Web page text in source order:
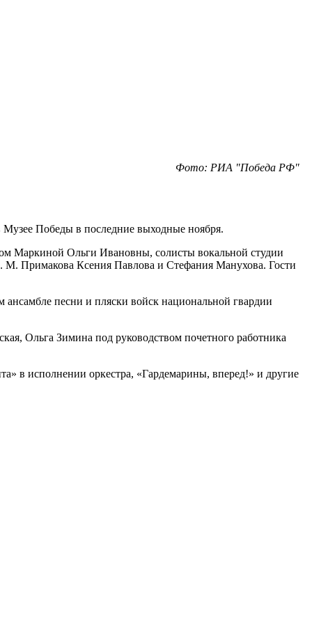
Фото: РИА "Победа РФ"
Музее Победы в последние выходные ноября.
Маркиной Ольги Ивановны, солисты вокальной студии
Примакова Ксения Павлова и Стефания Манухова. Гости
ансамбле песни и пляски войск национальной гвардии
Ольга Зимина под руководством почетного работника
в исполнении оркестра, «Гардемарины, вперед!» и другие